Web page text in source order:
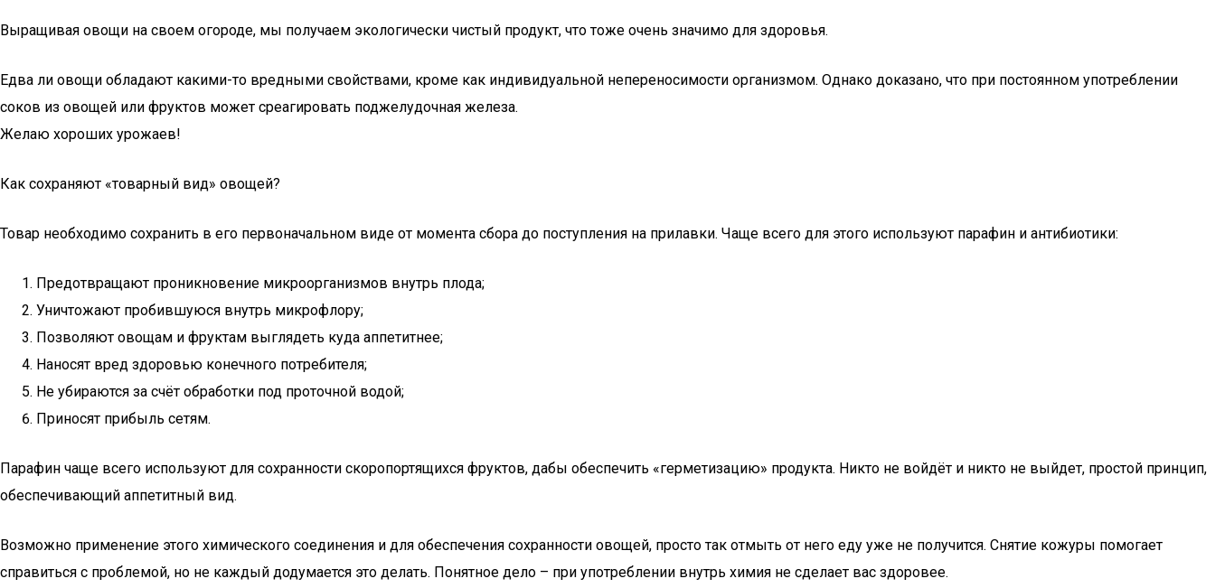
Выращивая овощи на своем огороде, мы получаем экологически чистый продукт, что тоже очень значимо для здоровья.
Едва ли овощи обладают какими-то вредными свойствами, кроме как индивидуальной непереносимости организмом. Однако доказано, что при постоянном употреблении
соков из овощей или фруктов может среагировать поджелудочная железа.
Желаю хороших урожаев!
Как сохраняют «товарный вид» овощей?
Товар необходимо сохранить в его первоначальном виде от момента сбора до поступления на прилавки. Чаще всего для этого используют парафин и антибиотики:
Предотвращают проникновение микроорганизмов внутрь плода;
Уничтожают пробившуюся внутрь микрофлору;
Позволяют овощам и фруктам выглядеть куда аппетитнее;
Наносят вред здоровью конечного потребителя;
Не убираются за счёт обработки под проточной водой;
Приносят прибыль сетям.
Парафин чаще всего используют для сохранности скоропортящихся фруктов, дабы обеспечить «герметизацию» продукта. Никто не войдёт и никто не выйдет, простой принцип,
обеспечивающий аппетитный вид.
Возможно применение этого химического соединения и для обеспечения сохранности овощей, просто так отмыть от него еду уже не получится. Снятие кожуры помогает
справиться с проблемой, но не каждый додумается это делать. Понятное дело – при употреблении внутрь химия не сделает вас здоровее.